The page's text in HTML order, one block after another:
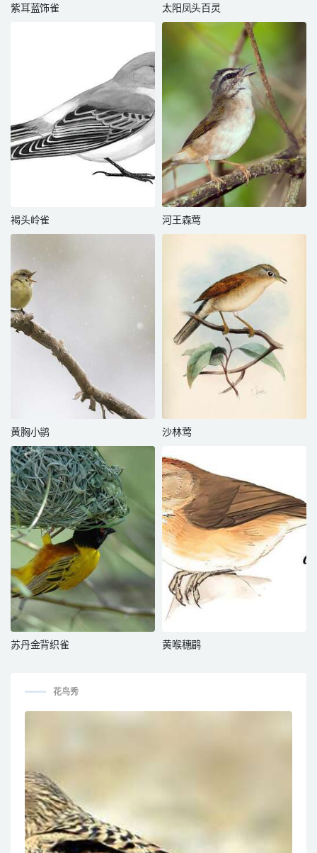
紫耳蓝饰雀 太阳凤头百灵
褐头岭雀 河王森莺
黄胸小鹟 沙林莺
苏丹金背织雀 黄喉穗鹛
花鸟秀